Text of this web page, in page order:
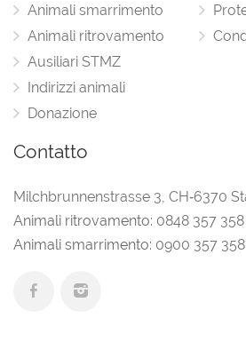
Animali smarrimento
Animali ritrovamento
Ausiliari STMZ
Indirizzi animali
Donazione
Contatto
Milchbrunnenstrasse 3, CH‑6370
Animali ritrovamento: 0848 357 358
Animali smarrimento: 0900 357 358